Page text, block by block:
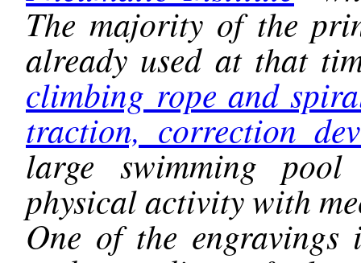
The majority of the
already used at that
climbing rope and
traction, correction
large swimming
physical activity with
One of the